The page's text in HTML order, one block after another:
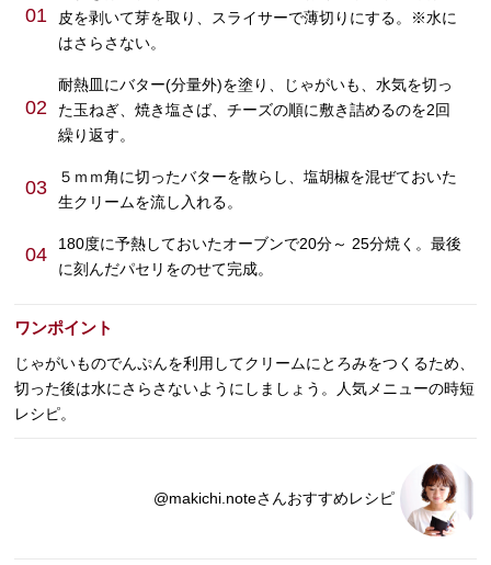
01
皮を剥いて芽を取り、スライサーで薄切りにする。※水に
はさらさない。
02
耐熱皿にバター(分量外)を塗り、じゃがいも、水気を切っ
た玉ねぎ、焼き塩さば、チーズの順に敷き詰めるのを2回
繰り返す。
03
５ｍｍ角に切ったバターを散らし、塩胡椒を混ぜておいた
生クリームを流し入れる。
04
180度に予熱しておいたオーブンで20分～ 25分焼く。最後
に刻んだパセリをのせて完成。
ワンポイント
じゃがいものでんぷんを利用してクリームにとろみをつくるため、
切った後は水にさらさないようにしましょう。人気メニューの時短
レシピ。
@makichi.noteさんおすすめレシピ